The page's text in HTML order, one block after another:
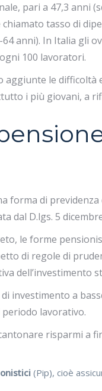
pari a 47,3 anni
tasso di
anni). In Italia gli
100 lavoratori.
aggiunte le difficoltà
i più giovani, a
forma di
dal D.lgs. 5
le forme
di regole di
dell’investimento
investimento a
lavorativo.
risparmi a
(Pip), cioè